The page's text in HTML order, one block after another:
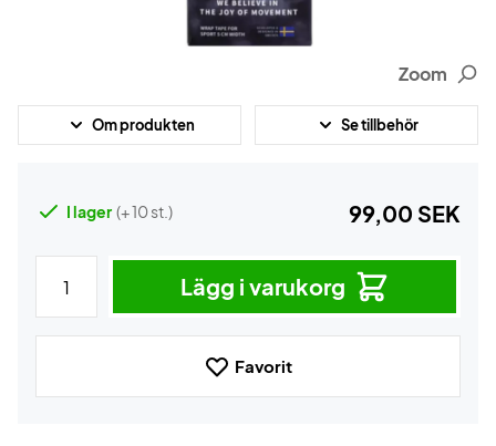
Zoom
Om produkten Se tillbehör
I lager (+ 10 st.) 99,00 SEK
Lägg i varukorg
Favorit